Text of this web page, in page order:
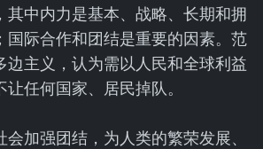
其中内力是基本、战略、长期和拥
国际合作和团结是重要的因素。范
边主义，认为需以人民和全球利益
任何国家、居民掉队。
加强团结，为人类的繁荣发展、